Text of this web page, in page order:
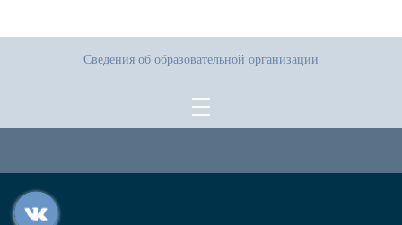
Сведения об образовательной организации